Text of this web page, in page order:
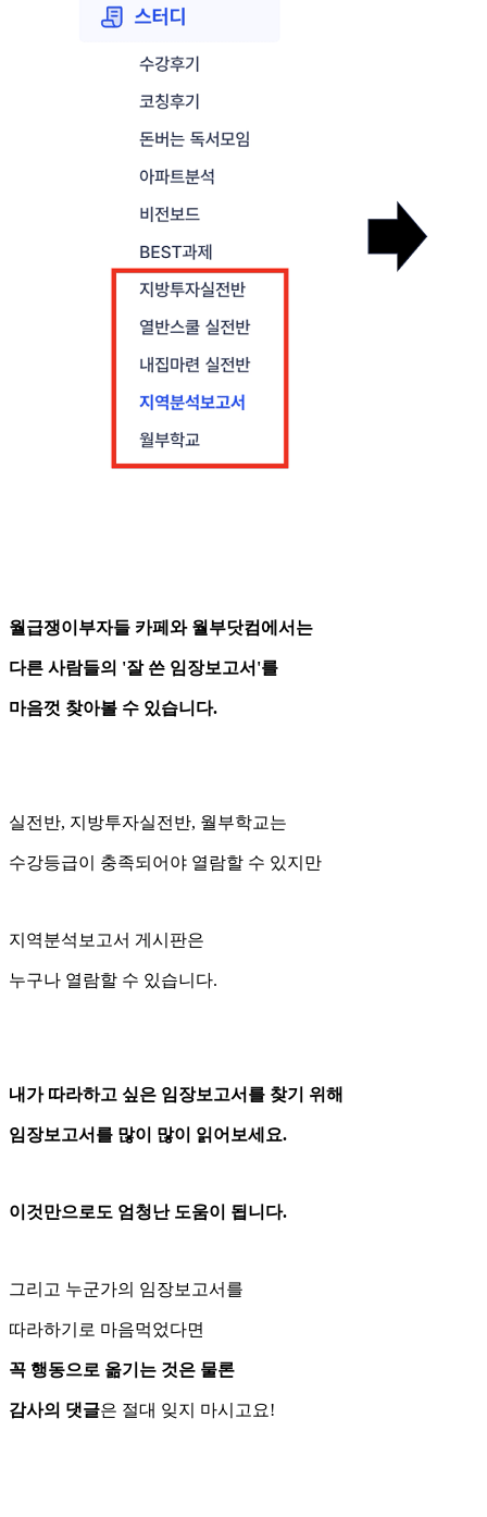
월급쟁이부자들 카페와 월부닷컴에서는
다른 사람들의 '잘 쓴 임장보고서'를
마음껏 찾아볼 수 있습니다.
실전반, 지방투자실전반, 월부학교는
수강등급이 충족되어야 열람할 수 있지만
지역분석보고서 게시판은
누구나 열람할 수 있습니다.
내가 따라하고 싶은 임장보고서를 찾기 위해
임장보고서를 많이 많이 읽어보세요.
이것만으로도 엄청난 도움이 됩니다.
그리고 누군가의 임장보고서를
따라하기로 마음먹었다면
꼭 행동으로 옮기는 것은 물론
감사의 댓글은 절대 잊지 마시고요!